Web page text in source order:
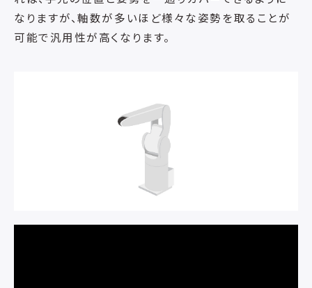
なりますが、軸数が多いほど様々な姿勢を取ることが
可能で汎用性が高くなります。